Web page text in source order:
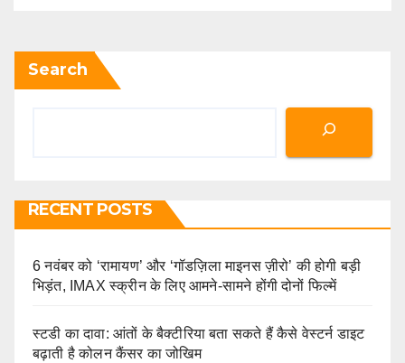
Search
RECENT POSTS
6 नवंबर को ‘रामायण’ और ‘गॉडज़िला माइनस ज़ीरो’ की होगी बड़ी
भिड़ंत, IMAX स्क्रीन के लिए आमने-सामने होंगी दोनों फिल्में
स्टडी का दावा: आंतों के बैक्टीरिया बता सकते हैं कैसे वेस्टर्न डाइट
बढ़ाती है कोलन कैंसर का जोखिम